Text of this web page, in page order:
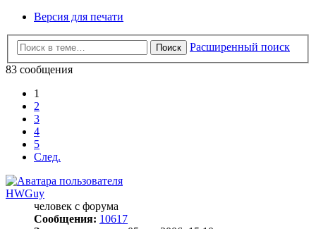
Версия для печати
Поиск
Расширенный поиск
83 сообщения
1
2
3
4
5
След.
HWGuy
человек с форума
Сообщения: 10617